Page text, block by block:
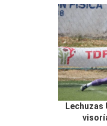
Lechuzas